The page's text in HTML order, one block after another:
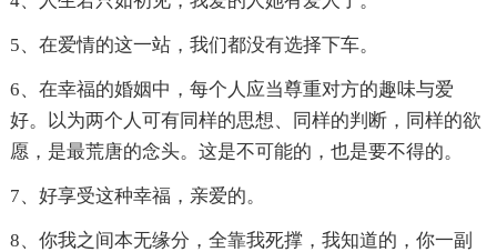
5、在爱情的这一站，我们都没有选择下车。
6、在幸福的婚姻中，每个人应当尊重对方的趣味与爱
好。以为两个人可有同样的思想、同样的判断，同样的欲
愿，是最荒唐的念头。这是不可能的，也是要不得的。
7、好享受这种幸福，亲爱的。
8、你我之间本无缘分，全靠我死撑，我知道的，你一副